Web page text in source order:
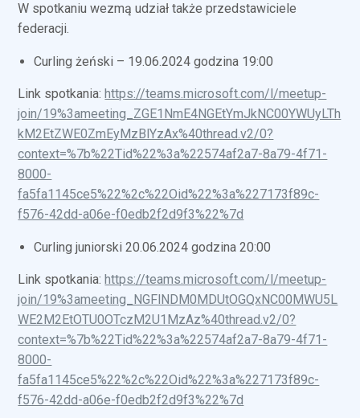
W spotkaniu wezmą udział także przedstawiciele
federacji.
Curling żeński – 19.06.2024 godzina 19:00
Link spotkania: https://teams.microsoft.com/l/meetup-
join/19%3ameeting_ZGE1NmE4NGEtYmJkNC00YWUyLTh
kM2EtZWE0ZmEyMzBlYzAx%40thread.v2/0?
context=%7b%22Tid%22%3a%22574af2a7-8a79-4f71-
8000-
fa5fa1145ce5%22%2c%22Oid%22%3a%227173f89c-
f576-42dd-a06e-f0edb2f2d9f3%22%7d
Curling juniorski 20.06.2024 godzina 20:00
Link spotkania: https://teams.microsoft.com/l/meetup-
join/19%3ameeting_NGFlNDM0MDUtOGQxNC00MWU5L
WE2M2EtOTU0OTczM2U1MzAz%40thread.v2/0?
context=%7b%22Tid%22%3a%22574af2a7-8a79-4f71-
8000-
fa5fa1145ce5%22%2c%22Oid%22%3a%227173f89c-
f576-42dd-a06e-f0edb2f2d9f3%22%7d